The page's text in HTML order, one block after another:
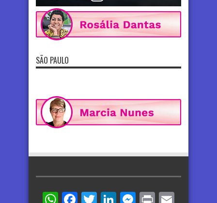
SÃO PAULO
WhatsApp
Facebook
TwitterLinkedIn
Messenger
Print